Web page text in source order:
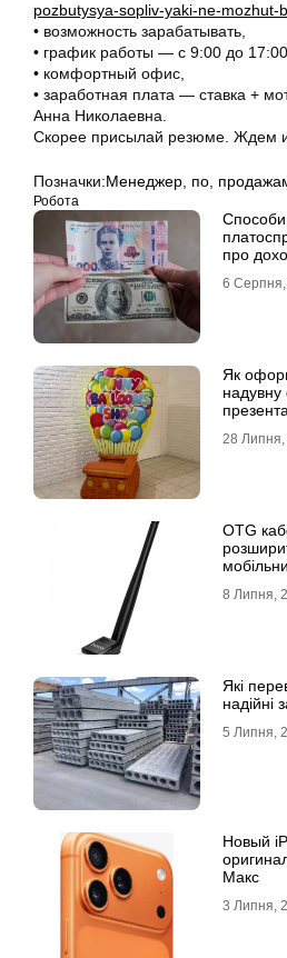
pozbutysya-sopliv-yaki-ne-mozhut-
• возможность зарабатывать,
• график работы — с 9:00 до
• комфортный офис,
• заработная плата — ставка +
Анна Николаевна.
Скорее присылай резюме. Ждем
Позначки:Менеджер, по,
Робота
Способи
про
6
Як
28 Липня,
OTG
8 Липня,
Які
надійні
5 Липня,
Новый
Макс
3 Липня,